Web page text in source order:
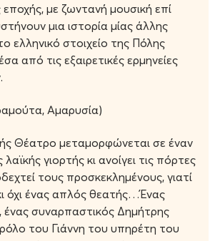
με ζωντανή μουσική επί
μια ιστορία μίας άλλης
ελληνικό στοιχείο της Πόλης
από τις εξαιρετικές ερμηνείες
Αμαρυσία)
Θέατρο μεταμορφώνεται σε έναν
γιορτής κι ανοίγει τις πόρτες
τους προσκεκλημένους, γιατί
όχι ένας απλός θεατής…Ένας
ένας συναρπαστικός Δημήτρης
του Γιάννη του υπηρέτη του